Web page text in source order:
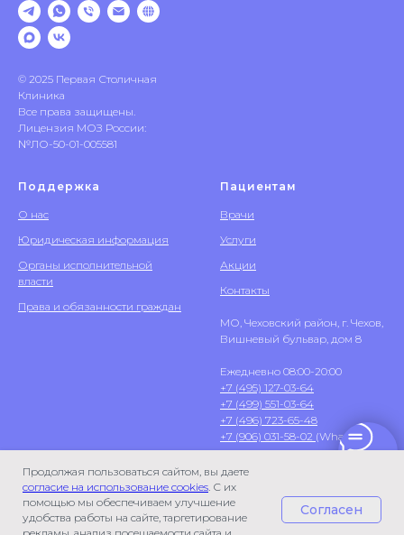
Продолжая пользоваться сайтом, вы даете
согласие на использование cookies. С их
помощью мы обеспечиваем улучшение
удобства работы на сайте, таргетирование
Согласен
© 2025 Первая Столичная
Клиника
Все права защищены.
Лицензия МОЗ России:
№ЛО-50-01-005581
Поддержка
О нас
Юридическая информация
Органы исполнительной
власти
Права и обязанности граждан
Пациентам
Врачи
Услуги
Акции
Контакты
МО, Чеховский район, г. Чехов,
Вишневый бульвар, дом 8
Ежедневно 08:00-20:00
+7 (495) 127-03-64
+7 (499) 551-03-64
+7 (496) 723-65-48
+7 (906) 031-58-02 (WhatsApp)